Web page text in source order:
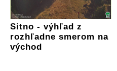
Sitno - výhľad z
rozhľadne smerom na
východ